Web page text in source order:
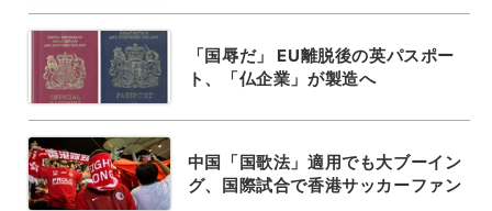
「国辱だ」 EU離脱後の英パスポー
ト、「仏企業」が製造へ
中国「国歌法」適用でも大ブーイン
グ、国際試合で香港サッカーファン